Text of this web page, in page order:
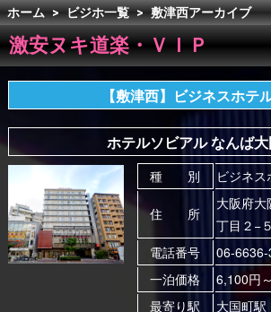
ホーム > ビジホ一覧 > 敷津西アーカイブ
激安ヌキ道楽・ＶＩＰ
【敷津西】ビジネスホテ
ホテルソビアル なんば
種 別 ビジネス
住 所
大阪府大
丁目２−５
電話番号
06-
一泊価格
6,100円～
最寄り駅
大国町駅